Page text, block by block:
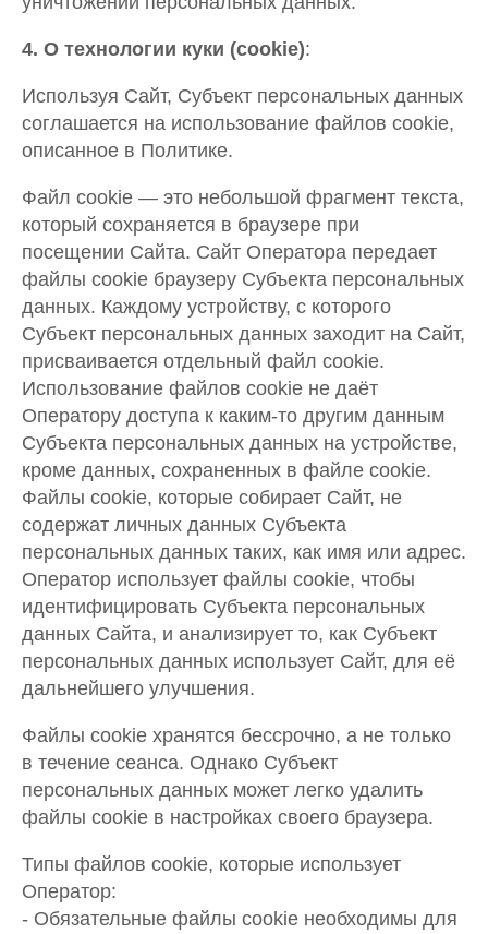
4. О технологии куки (cookie):
Используя Сайт, Субъект персональных данных
соглашается на использование файлов cookie,
описанное в Политике.
Файл cookie — это небольшой фрагмент текста,
который сохраняется в браузере при
посещении Сайта. Сайт Оператора передает
файлы cookie браузеру Субъекта персональных
данных. Каждому устройству, с которого
Субъект персональных данных заходит на Сайт,
присваивается отдельный файл cookie.
Использование файлов cookie не даёт
Оператору доступа к каким-то другим данным
Субъекта персональных данных на устройстве,
кроме данных, сохраненных в файле cookie.
Файлы cookie, которые собирает Сайт, не
содержат личных данных Субъекта
персональных данных таких, как имя или адрес.
Оператор использует файлы cookie, чтобы
идентифицировать Субъекта персональных
данных Сайта, и анализирует то, как Субъект
персональных данных использует Сайт, для её
дальнейшего улучшения.
Файлы cookie хранятся бессрочно, а не только
в течение сеанса. Однако Субъект
персональных данных может легко удалить
файлы cookie в настройках своего браузера.
Типы файлов cookie, которые использует
Оператор:
- Обязательные файлы cookie необходимы для